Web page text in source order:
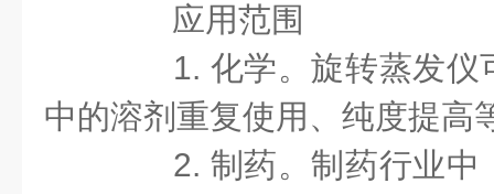
应用范围
1. 化学。旋转蒸发仪
中的溶剂重复使用、纯度提高
2. 制药。制药行业中